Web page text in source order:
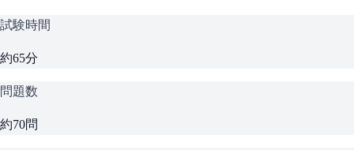
試験時間
約65分
問題数
約70問